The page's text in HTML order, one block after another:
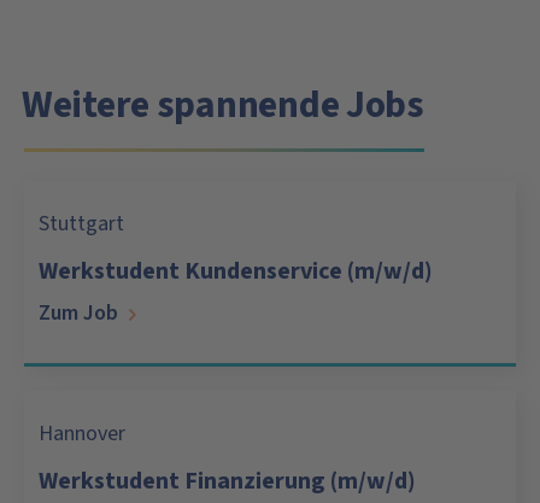
Weitere spannende Jobs
Stuttgart
Werkstudent Kundenservice (m/w/d)
Zum Job
Hannover
Werkstudent Finanzierung (m/w/d)